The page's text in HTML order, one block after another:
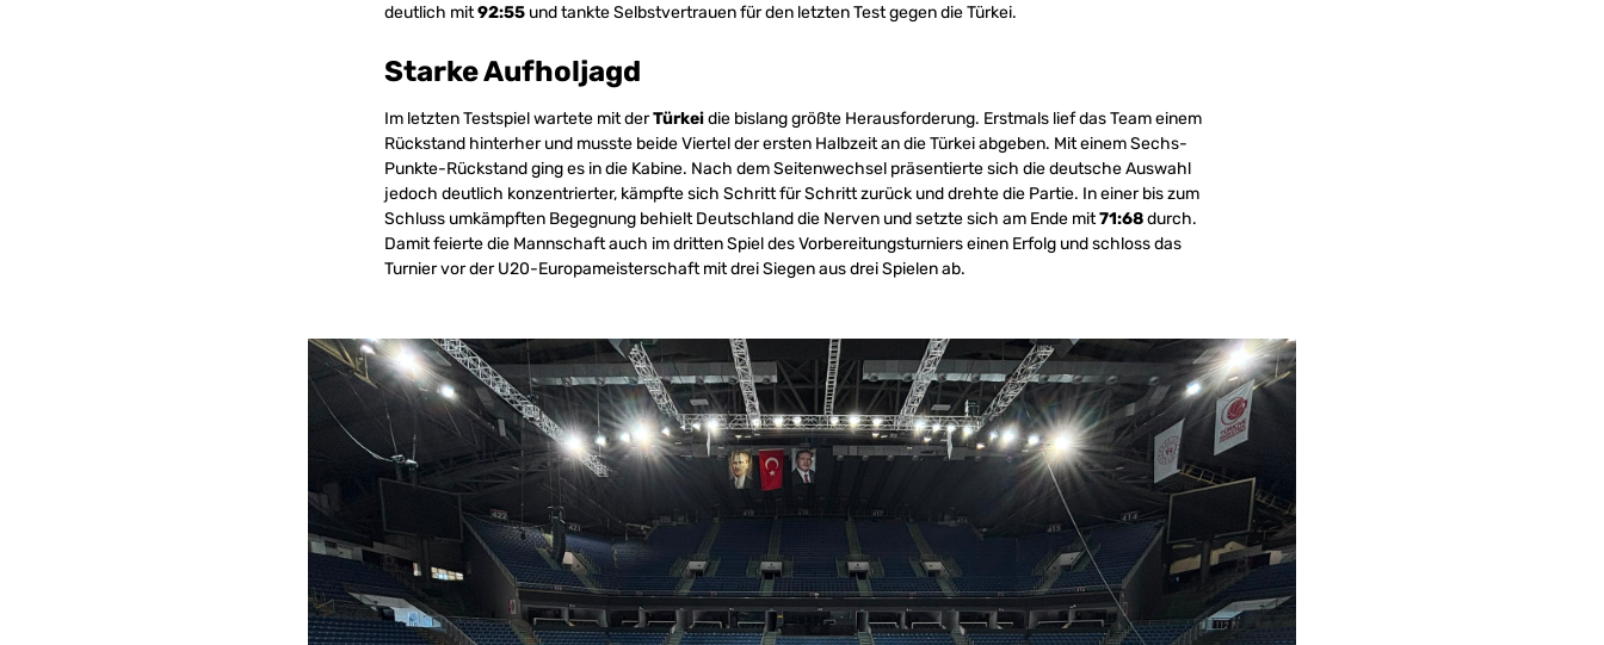
deutlich mit92:55 und tankte Selbstvertrauen für den letzten Test gegen die Türkei.
Starke Aufholjagd
Im letzten Testspiel wartete mit derTürkeidie bislang größte Herausforderung. Erstmals lief das Team einem
Rückstand hinterher und musste beide Viertel der ersten Halbzeit an die Türkei abgeben. Mit einem Sechs-
Punkte-Rückstand ging es in die Kabine. Nach dem Seitenwechsel präsentierte sich die deutsche Auswahl
jedoch deutlich konzentrierter, kämpfte sich Schritt für Schritt zurück und drehte die Partie. In einer bis zum
Schluss umkämpften Begegnung behielt Deutschland die Nerven und setzte sich am Ende mit71:68durch.
Damit feierte die Mannschaft auch im dritten Spiel des Vorbereitungsturniers einen Erfolg und schloss das
Turnier vor der U20-Europameisterschaft mit drei Siegen aus drei Spielen ab.